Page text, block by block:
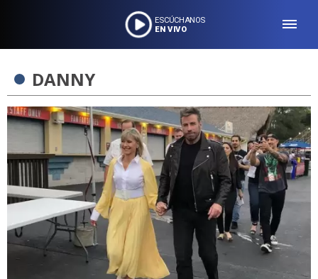
ESCÚCHANOS
EN VIVO
DANNY